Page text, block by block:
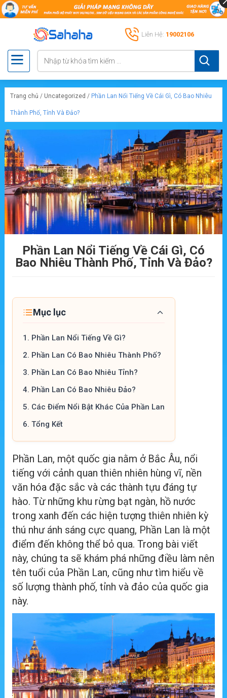
Liên Hệ: 19002106
Trang chủ / Uncategorized / Phần Lan Nổi Tiếng Về Cái Gì, Có Bao Nhiêu
Thành Phố, Tỉnh Và Đảo?
Phần Lan Nổi Tiếng Về Cái Gì, Có
Bao Nhiêu Thành Phố, Tỉnh Và Đảo?
Mục lục
1. Phần Lan Nổi Tiếng Về Gì?
2. Phần Lan Có Bao Nhiêu Thành Phố?
3. Phần Lan Có Bao Nhiêu Tỉnh?
4. Phần Lan Có Bao Nhiêu Đảo?
5. Các Điểm Nổi Bật Khác Của Phần Lan
6. Tổng Kết
Phần Lan, một quốc gia nằm ở Bắc Âu, nổi
tiếng với cảnh quan thiên nhiên hùng vĩ, nền
văn hóa đặc sắc và các thành tựu đáng tự
hào. Từ những khu rừng bạt ngàn, hồ nước
trong xanh đến các hiện tượng thiên nhiên kỳ
thú như ánh sáng cực quang, Phần Lan là một
điểm đến không thể bỏ qua. Trong bài viết
này, chúng ta sẽ khám phá những điều làm nên
tên tuổi của Phần Lan, cũng như tìm hiểu về
số lượng thành phố, tỉnh và đảo của quốc gia
này.